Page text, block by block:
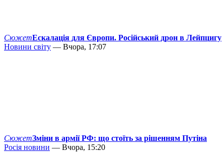
СюжетЕскалація для Європи. Російський дрон в Лейпцигу
Новини світу — Вчора, 17:07
СюжетЗміни в армії РФ: що стоїть за рішенням Путіна
Росія новини — Вчора, 15:20